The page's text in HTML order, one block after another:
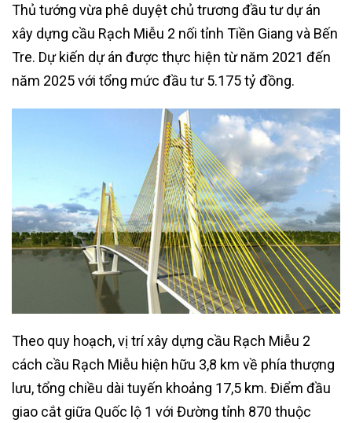
Thủ tướng vừa phê duyệt chủ trương đầu tư dự án
xây dựng cầu Rạch Miễu 2 nối tỉnh Tiền Giang và Bến
Tre. Dự kiến dự án được thực hiện từ năm 2021 đến
năm 2025 với tổng mức đầu tư 5.175 tỷ đồng.
Theo quy hoạch, vị trí xây dựng cầu Rạch Miễu 2
cách cầu Rạch Miễu hiện hữu 3,8 km về phía thượng
lưu, tổng chiều dài tuyến khoảng 17,5 km. Điểm đầu
giao cắt giữa Quốc lộ 1 với Đường tỉnh 870 thuộc